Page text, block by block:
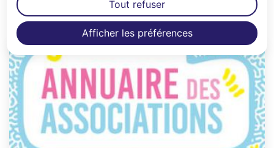
Afficher les préférences
Tout refuser
d'événements sur l'espace public.